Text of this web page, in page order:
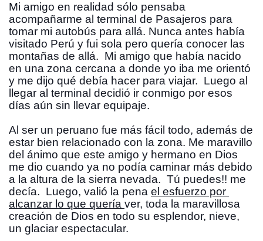
Mi amigo en realidad sólo pensaba
acompañarme al terminal de Pasajeros para
tomar mi autobús para allá. Nunca antes había
visitado Perú y fui sola pero quería conocer las
montañas de allá.  Mi amigo que había nacido
en una zona cercana a donde yo iba me orientó
y me dijo qué debía hacer para viajar.  Luego al
llegar al terminal decidió ir conmigo por esos
días aún sin llevar equipaje.
Al ser un peruano fue más fácil todo, además de
estar bien relacionado con la zona. Me maravillo
del ánimo que este amigo y hermano en Dios
me dio cuando ya no podía caminar más debido
a la altura de la sierra nevada.  Tú puedes!! me
decía.  Luego, valió la pena el esfuerzo por
alcanzar lo que quería ver, toda la maravillosa
creación de Dios en todo su esplendor, nieve,
un glaciar espectacular.